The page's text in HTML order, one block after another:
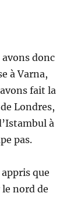
donc
à Varna,
fait la
Londres,
à
pas.
que
nord de